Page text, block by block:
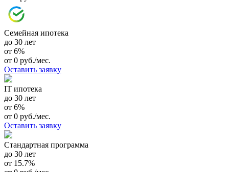
Семейная ипотека
до 30 лет
от 6%
от 0 руб./мес.
Оставить заявку
IT ипотека
до 30 лет
от 6%
от 0 руб./мес.
Оставить заявку
Стандартная программа
до 30 лет
от 15.7%